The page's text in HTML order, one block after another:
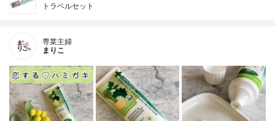
トラベルセット
専業主婦
まりこ